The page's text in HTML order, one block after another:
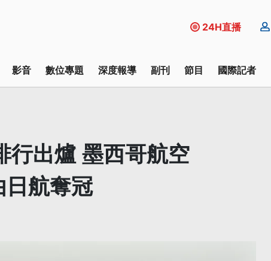
24H直播
影音 數位專題 深度報導 副刊 節目 國際記者
行出爐 墨西哥航空
日航奪冠